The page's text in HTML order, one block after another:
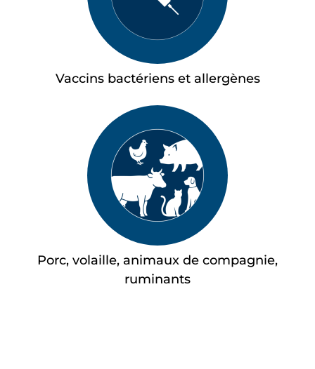
Vaccins bactériens et allergènes
Porc, volaille, animaux de compagnie,
ruminants